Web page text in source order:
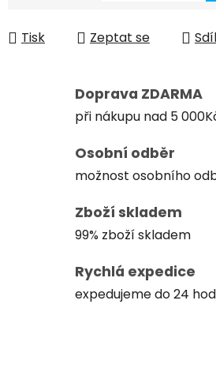
Tisk Zeptat se
Doprava ZDARMA
při nákupu nad 5
Osobní odběr
možnost osobního
Zboží skladem
99% zboží skladem
Rychlá expedice
expedujeme do 24